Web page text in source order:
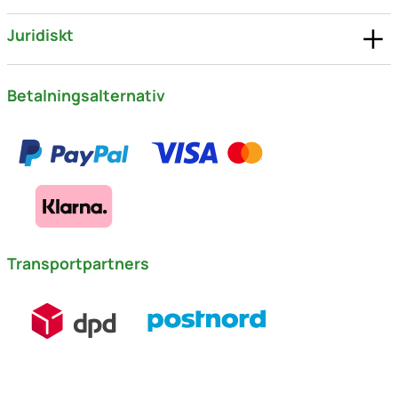
Juridiskt
Betalningsalternativ
Transportpartners